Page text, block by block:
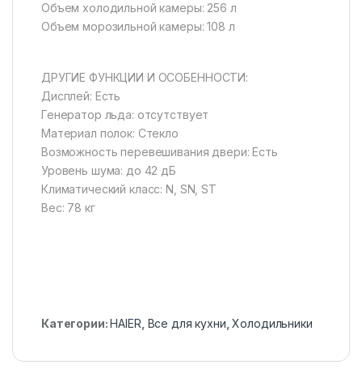
Объем холодильной камеры: 256 л
Объем морозильной камеры: 108 л
ДРУГИЕ ФУНКЦИИ И ОСОБЕННОСТИ:
Дисплей: Есть
Генератор льда: отсутствует
Материал полок: Стекло
Возможность перевешивания двери: Есть
Уровень шума: до 42 дБ
Климатический класс: N, SN, ST
Вес: 78 кг
Категории:HAIER Все для кухни ,Холодильники